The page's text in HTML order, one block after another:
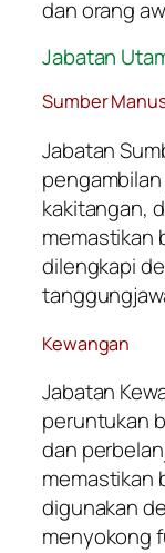
dan orang
Jabatan
Sumber
Jabatan
kakitangan,
memastikan
dilengkapi
Kewangan
Jabatan
peruntukan
dan
memastikan
digunakan
menyokong